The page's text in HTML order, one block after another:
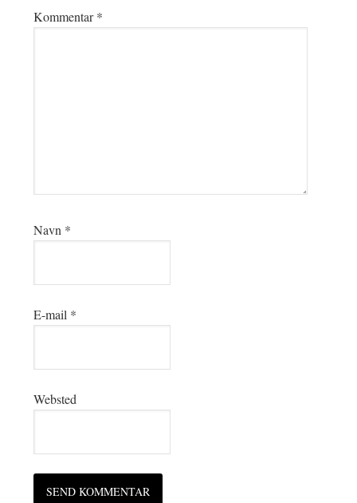
Kommentar*
Navn *
E-mail *
Websted